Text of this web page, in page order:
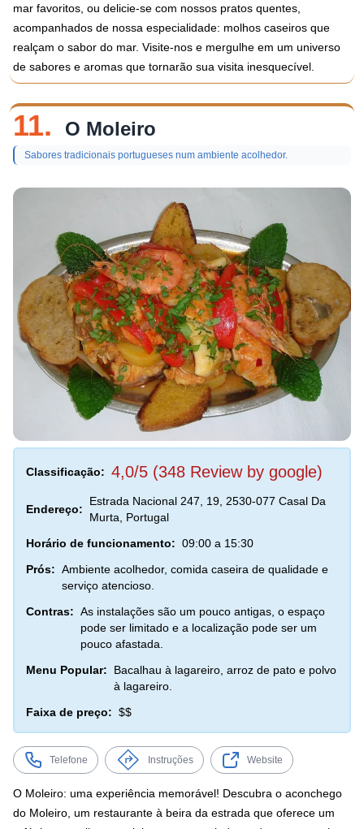
mar favoritos, ou delicie-se com nossos pratos quentes,
acompanhados de nossa especialidade: molhos caseiros que
realçam o sabor do mar. Visite-nos e mergulhe em um universo
de sabores e aromas que tornarão sua visita inesquecível.
11. O Moleiro
Sabores tradicionais portugueses num ambiente acolhedor.
Classificação: 4,0/5 (348 Review by google)
Endereço:
Estrada Nacional 247, 19, 2530-077 Casal Da
Murta, Portugal
Horário de funcionamento: 09:00 a 15:30
Prós: Ambiente acolhedor, comida caseira de qualidade e
serviço atencioso.
Contras: As instalações são um pouco antigas, o espaço
pode ser limitado e a localização pode ser um
pouco afastada.
Menu Popular:
Bacalhau à lagareiro, arroz de pato e polvo
à lagareiro.
Faixa de preço: $$
Telefone Instruções Website
O Moleiro: uma experiência memorável! Descubra o aconchego
do Moleiro, um restaurante à beira da estrada que oferece um